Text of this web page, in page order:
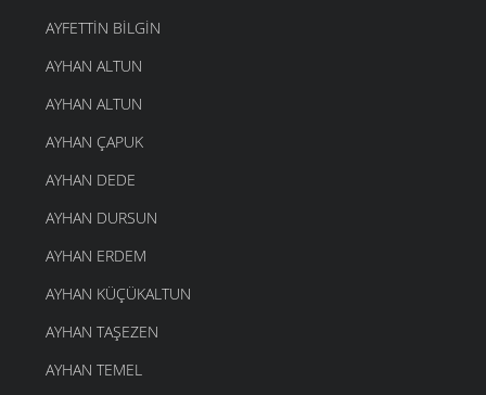
AYFETTIN BILGIN
AYHAN ALTUN
AYHAN ALTUN
AYHAN ÇAPUK
AYHAN DEDE
AYHAN DURSUN
AYHAN ERDEM
AYHAN KÜÇÜKALTUN
AYHAN TAŞEZEN
AYHAN TEMEL